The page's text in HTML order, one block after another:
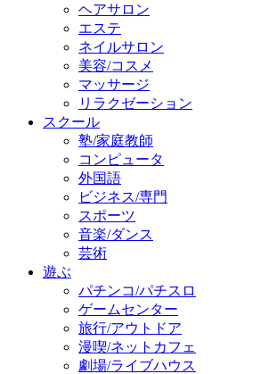
ヘアサロン
エステ
ネイルサロン
美容/コスメ
マッサージ
リラクゼーション
スクール
塾/家庭教師
コンピュータ
外国語
ビジネス/専門
スポーツ
音楽/ダンス
芸術
遊ぶ
パチンコ/パチスロ
ゲームセンター
旅行/アウトドア
漫喫/ネットカフェ
劇場/ライブハウス